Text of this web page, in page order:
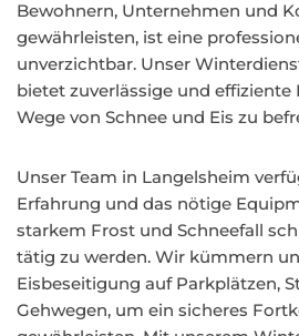
Bewohnern, Unternehmen und
gewährleisten, ist eine
unverzichtbar. Unser
bietet zuverlässige und effiziente
Wege von Schnee und Eis zu
Unser Team in Langelsheim
Erfahrung und das nötige
starkem Frost und Schneefall
tätig zu werden. Wir kümmern
Eisbeseitigung auf Parkplätzen,
Gehwegen, um ein sicheres